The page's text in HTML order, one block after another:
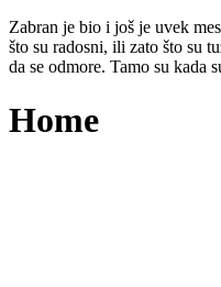
Zabran je bio i još je uvek
što su radosni, ili zato što su
da se odmore. Tamo su
Home